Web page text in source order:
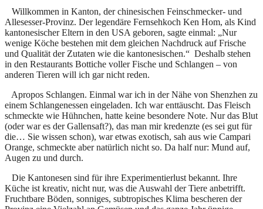
Willkommen in Kanton, der chinesischen Feinschmecker- und
Allesesser-Provinz. Der legendäre Fernsehkoch Ken Hom, als Kind
kantonesischer Eltern in den USA geboren, sagte einmal: „Nur
wenige Köche bestehen mit dem gleichen Nachdruck auf Frische
und Qualität der Zutaten wie die kantonesischen.“ Deshalb stehen
in den Restaurants Bottiche voller Fische und Schlangen – von
anderen Tieren will ich gar nicht reden.
Apropos Schlangen. Einmal war ich in der Nähe von Shenzhen zu
einem Schlangenessen eingeladen. Ich war enttäuscht. Das Fleisch
schmeckte wie Hühnchen, hatte keine besondere Note. Nur das Blut
(oder war es der Gallensaft?), das man mir kredenzte (es sei gut für
die… Sie wissen schon), war etwas exotisch, sah aus wie Campari
Orange, schmeckte aber natürlich nicht so. Da half nur: Mund auf,
Augen zu und durch.
Die Kantonesen sind für ihre Experimentierlust bekannt. Ihre
Küche ist kreativ, nicht nur, was die Auswahl der Tiere anbetrifft.
Fruchtbare Böden, sonniges, subtropisches Klima bescheren der